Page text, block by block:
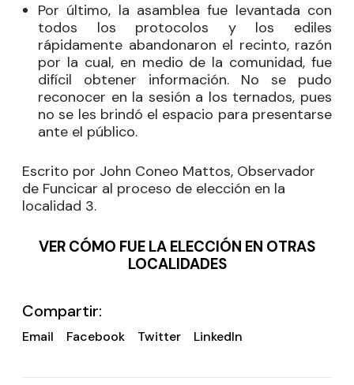
Por último, la asamblea fue levantada con
todos los protocolos y los ediles
rápidamente abandonaron el recinto, razón
por la cual, en medio de la comunidad, fue
difícil obtener información. No se pudo
reconocer en la sesión a los ternados, pues
no se les brindó el espacio para presentarse
ante el público.
Escrito por John Coneo Mattos, Observador
de Funcicar al proceso de elección en la
localidad 3.
VER CÓMO FUE LA ELECCIÓN EN OTRAS
LOCALIDADES
Compartir:
Email Facebook Twitter LinkedIn